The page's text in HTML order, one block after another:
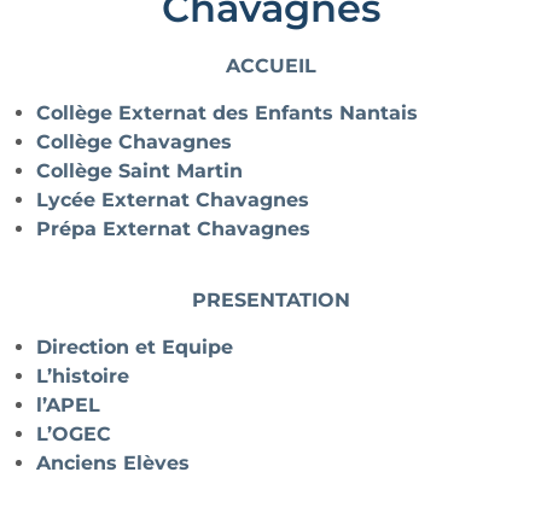
ACCUEIL
Collège Externat des Enfants Nantais
Collège Chavagnes
Collège Saint Martin
Lycée Externat Chavagnes
Prépa Externat Chavagnes
PRESENTATION
Direction et Equipe
L’histoire
l’APEL
L’OGEC
Anciens Elèves